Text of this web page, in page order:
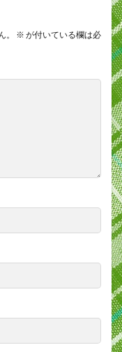
※ が付いている欄は必